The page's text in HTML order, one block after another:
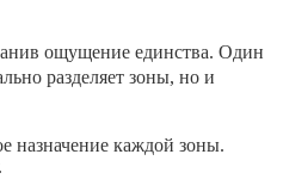
ощущение единства. Один
разделяет зоны, но и
назначение каждой зоны.